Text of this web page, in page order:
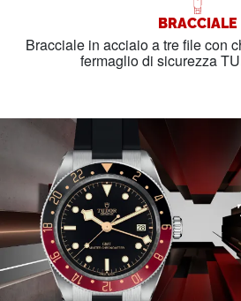
BRACCIALE
Bracciale in acciaio a tre file con
fermaglio di sicurezza